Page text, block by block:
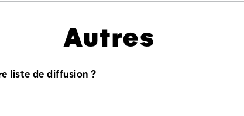
Autres
liste de diffusion ?